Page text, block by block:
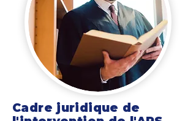
Cadre juridique de